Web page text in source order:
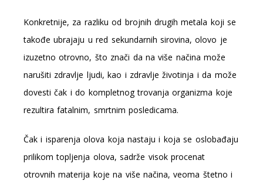
Konkretnije, za razliku od brojnih drugih metala koji se
takođe ubrajaju u red sekundarnih sirovina, olovo je
izuzetno otrovno, što znači da na više načina može
narušiti zdravlje ljudi, kao i zdravlje životinja i da može
dovesti čak i do kompletnog trovanja organizma koje
rezultira fatalnim, smrtnim posledicama.
Čak i isparenja olova koja nastaju i koja se oslobađaju
prilikom topljenja olova, sadrže visok procenat
otrovnih materija koje na više načina, veoma štetno i